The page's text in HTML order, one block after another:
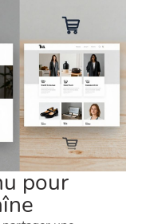
pour